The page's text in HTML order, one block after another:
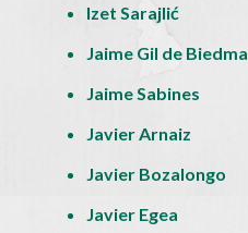
Izet Sarajlić
Jaime Gil de Biedma
Jaime Sabines
Javier Arnaiz
Javier Bozalongo
Javier Egea